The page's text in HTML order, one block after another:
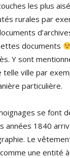
les plus
rurales par
documents
Y sont
telle ville par
particulière.
se font
années 1840
Le
une entité